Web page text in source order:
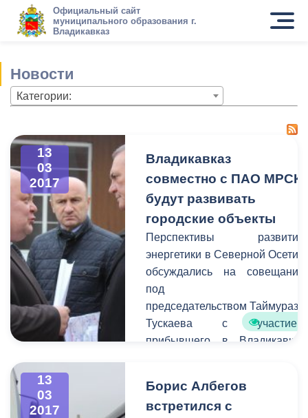
Официальный сайт
муниципального образования г.
Владикавказ
Новости
Категории:
13
03
2017
Владикавказ
совместно с ПАО МРСК
будут развивать
городские объекты
Перспективы развития
энергетики в Северной Осетии
обсуждались на совещании
под
председательством Таймураза
Тускаева с участием
прибывшего в Владикавказ
Юга» Сергея Архипова.
13
03
2017
Борис Албегов
встретился с